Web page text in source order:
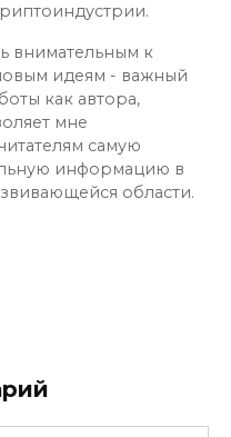
внимательным к
идеям - важный
как автора,
мне
самую
информацию в
области.